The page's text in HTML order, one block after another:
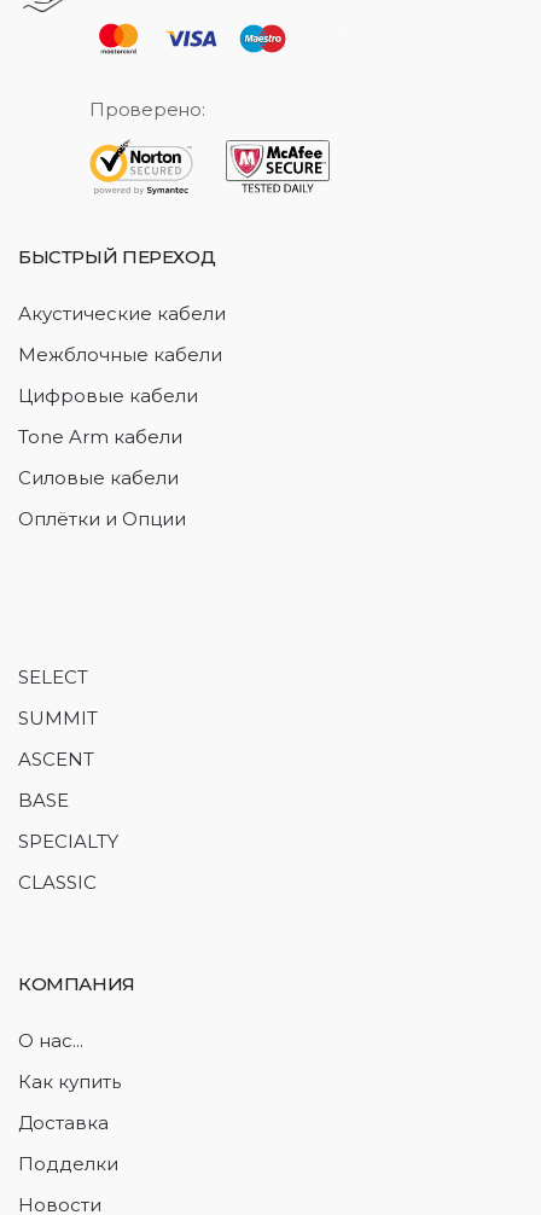
Проверено:
БЫСТРЫЙ ПЕРЕХОД
Акустические кабели
Межблочные кабели
Цифровые кабели
Tone Arm кабели
Силовые кабели
Оплётки и Опции
SELECT
SUMMIT
ASCENT
BASE
SPECIALTY
CLASSIC
КОМПАНИЯ
О нас...
Как купить
Доставка
Подделки
Новости